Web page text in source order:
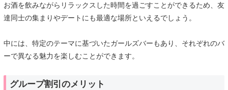
お酒を飲みながらリラックスした時間を過ごすことができるため、友
達同士の集まりやデートにも最適な場所といえるでしょう。
中には、特定のテーマに基づいたガールズバーもあり、それぞれのバ
ーで異なる魅力を楽しむことができます。
グループ割引のメリット